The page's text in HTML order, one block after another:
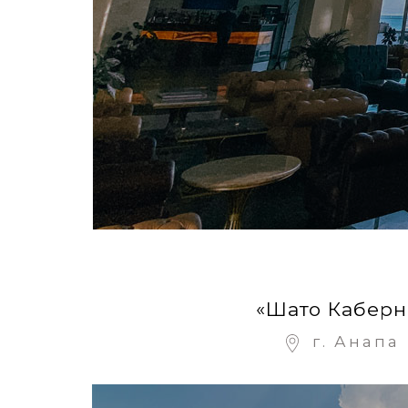
«Шато
г. Анапа